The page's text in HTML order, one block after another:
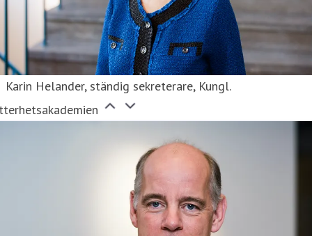
Karin Helander, ständig sekreterare, Kungl.